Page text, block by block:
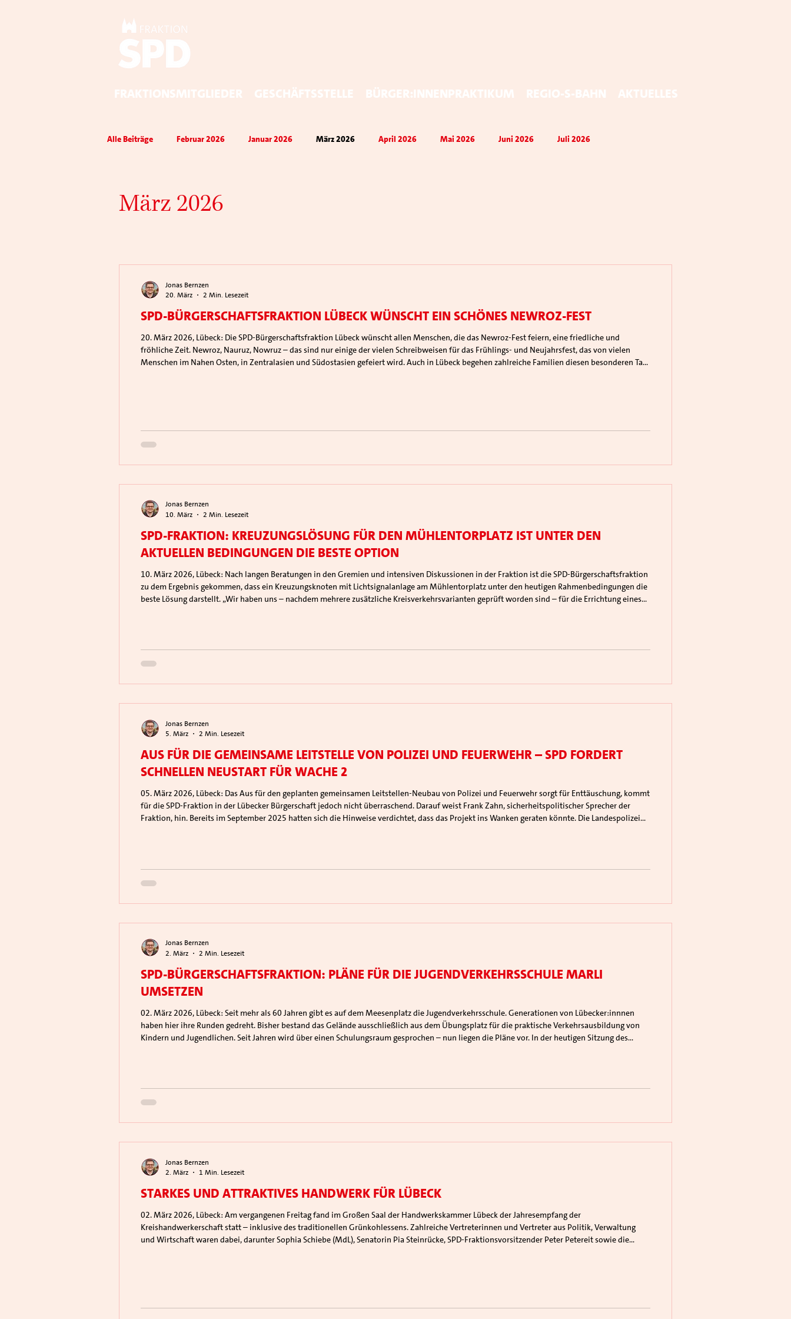
Fraktionsmitglieder Geschäftsstelle Bürger:innenpraktikum Regio-S-Bahn Aktuelles
Alle Beiträge Februar 2026 Januar 2026 März 2026 April 2026 Mai 2026 Juni 2026 Juli 2026
März 2026
SPD-Bürgerschaftsfraktion Lübeck wünscht ein schönes Newroz-Fest
20. März 2026, Lübeck: Die SPD-Bürgerschaftsfraktion Lübeck wünscht allen Menschen, die das Newroz-Fest feiern, eine friedliche und
fröhliche Zeit. Newroz, Nauruz, Nowruz – das sind nur einige der vielen Schreibweisen für das Frühlings- und Neujahrsfest, das von vielen
Menschen im Nahen Osten, in Zentralasien und Südostasien gefeiert wird. Auch in Lübeck begehen zahlreiche Familien diesen besonderen Tag.
Jonas Bernzen
20. März
2 Min. Lesezeit
SPD-Fraktion: Kreuzungslösung für den Mühlentorplatz ist unter den
aktuellen Bedingungen die beste Option
10. März 2026, Lübeck: Nach langen Beratungen in den Gremien und intensiven Diskussionen in der Fraktion ist die SPD‑Bürgerschaftsfraktion
zu dem Ergebnis gekommen, dass ein Kreuzungsknoten mit Lichtsignalanlage am Mühlentorplatz unter den heutigen Rahmenbedingungen die
beste Lösung darstellt. „Wir haben uns – nachdem mehrere zusätzliche Kreisverkehrsvarianten geprüft worden sind – für die Errichtung eines
Jonas Bernzen
10. März
2 Min. Lesezeit
Aus für die gemeinsame Leitstelle von Polizei und Feuerwehr – SPD fordert
schnellen Neustart für Wache 2
05. März 2026, Lübeck: Das Aus für den geplanten gemeinsamen Leitstellen‑Neubau von Polizei und Feuerwehr sorgt für Enttäuschung, kommt
für die SPD‑Fraktion in der Lübecker Bürgerschaft jedoch nicht überraschend. Darauf weist Frank Zahn, sicherheitspolitischer Sprecher der
Fraktion, hin. Bereits im September 2025 hatten sich die Hinweise verdichtet, dass das Projekt ins Wanken geraten könnte. Die Landespolizei
Jonas Bernzen
5. März
2 Min. Lesezeit
SPD-Bürgerschaftsfraktion: Pläne für die Jugendverkehrsschule Marli
umsetzen
02. März 2026, Lübeck: Seit mehr als 60 Jahren gibt es auf dem Meesenplatz die Jugendverkehrsschule. Generationen von Lübecker:innnen
haben hier ihre Runden gedreht. Bisher bestand das Gelände ausschließlich aus dem Übungsplatz für die praktische Verkehrsausbildung von
Kindern und Jugendlichen. Seit Jahren wird über einen Schulungsraum gesprochen – nun liegen die Pläne vor. In der heutigen Sitzung des
Jonas Bernzen
2. März
2 Min. Lesezeit
Starkes und attraktives Handwerk für Lübeck
02. März 2026, Lübeck: Am vergangenen Freitag fand im Großen Saal der Handwerkskammer Lübeck der Jahresempfang der
Kreishandwerkerschaft statt – inklusive des traditionellen Grünkohlessens. Zahlreiche Vertreterinnen und Vertreter aus Politik, Verwaltung
und Wirtschaft waren dabei, darunter Sophia Schiebe (MdL), Senatorin Pia Steinrücke, SPD‑Fraktionsvorsitzender Peter Petereit sowie die
Jonas Bernzen
2. März
1 Min. Lesezeit